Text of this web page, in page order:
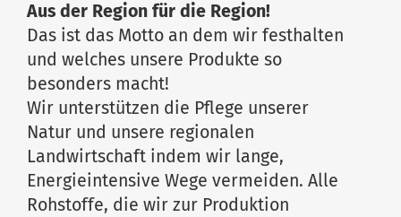
Aus der Region für die Region!
Das ist das Motto an dem wir festhalten
und welches unsere Produkte so
besonders macht!
Wir unterstützen die Pflege unserer
Natur und unsere regionalen
Landwirtschaft indem wir lange,
Energieintensive Wege vermeiden. Alle
Rohstoffe, die wir zur Produktion